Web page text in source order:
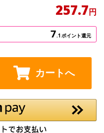
257.7円
7.1ポイント還元
カートへ